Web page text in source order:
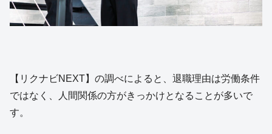
【リクナビNEXT】の調べによると、退職理由は労働条件
ではなく、人間関係の方がきっかけとなることが多いで
す。